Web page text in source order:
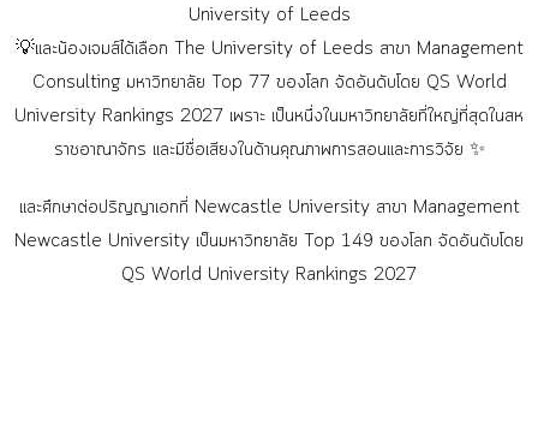
University of Leeds
💡และน้องเจมส์ได้เลือก The University of Leeds สาขา Management
Consulting มหาวิทยาลัย Top 77 ของโลก จัดอันดับโดย QS World
University Rankings 2027 เพราะ เป็นหนึ่งในมหาวิทยาลัยที่ใหญ่ที่สุดในสห
ราชอาณาจักร และมีชื่อเสียงในด้านคุณภาพการสอนและการวิจัย ✨
และศึกษาต่อปริญญาเอกที่ Newcastle University สาขา Management
Newcastle University เป็นมหาวิทยาลัย Top 149 ของโลก จัดอันดับโดย
QS World University Rankings 2027